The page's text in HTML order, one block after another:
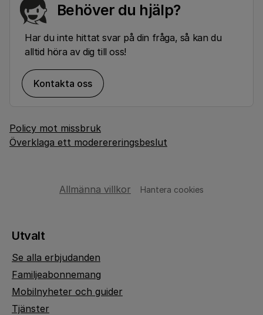
Behöver du hjälp?
Har du inte hittat svar på din fråga, så kan du
alltid höra av dig till oss!
Kontakta oss
Policy mot missbruk
Överklaga ett moderereringsbeslut
Allmänna villkor Hantera cookies
Utvalt
Se alla erbjudanden
Familjeabonnemang
Mobilnyheter och guider
Tjänster